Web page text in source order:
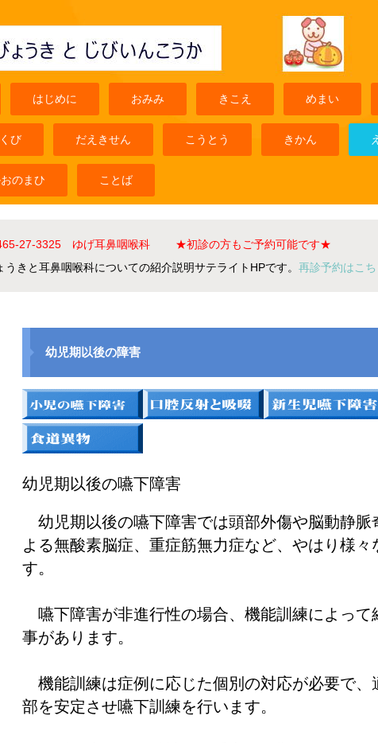
27-3325 ゆげ耳鼻咽喉科 ★初診の方もご予約可能です★
うきと耳鼻咽喉科についての紹介説明サテライトHPです。 再診予約はこち
はじめに おみみ きこえ めまい
び だえきせん こうとう きかん
のまひ ことば
幼児期以後の障害
幼児期以後の嚥下障害
幼児期以後の嚥下障害では頭部外傷や脳動静脈
よる無酸素脳症、重症筋無力症など、やはり様々
す。
嚥下障害が非進行性の場合、機能訓練によって
事があります。
機能訓練は症例に応じた個別の対応が必要で、
部を安定させ嚥下訓練を行います。